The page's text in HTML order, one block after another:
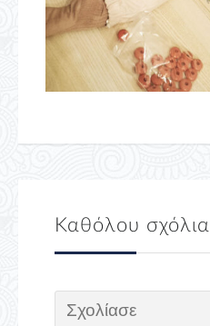
Καθόλου σχόλια